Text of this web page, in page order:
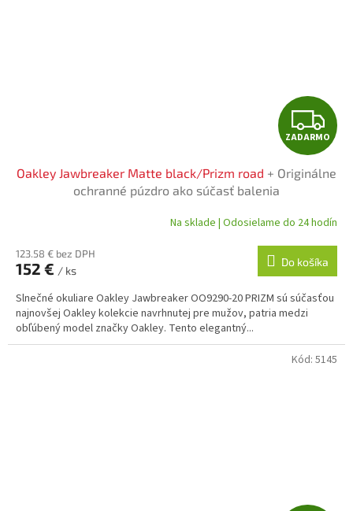
Z
A
D
A
R
M
ZADARMO
Oakley Jawbreaker Matte black/Prizm road + Originálne
ochranné púzdro ako súčasť balenia
Na sklade | Odosielame do 24 hodín
123.58 € bez DPH
152 € / ks
Do košíka
Slnečné okuliare Oakley Jawbreaker OO9290-20 PRIZM sú súčasťou
najnovšej Oakley kolekcie navrhnutej pre mužov, patria medzi
obľúbený model značky Oakley. Tento elegantný...
Kód: 5145